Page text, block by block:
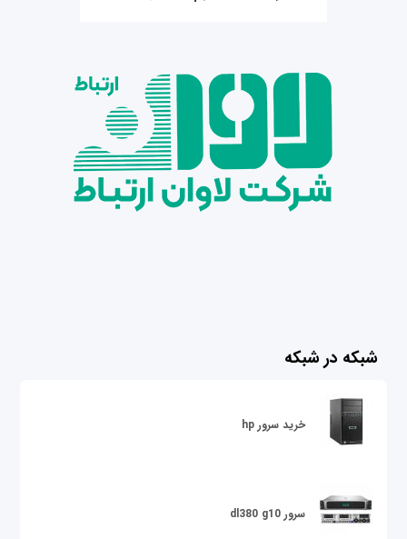
شبکه در شبکه
خرید سرور hp
سرور dl380 g10